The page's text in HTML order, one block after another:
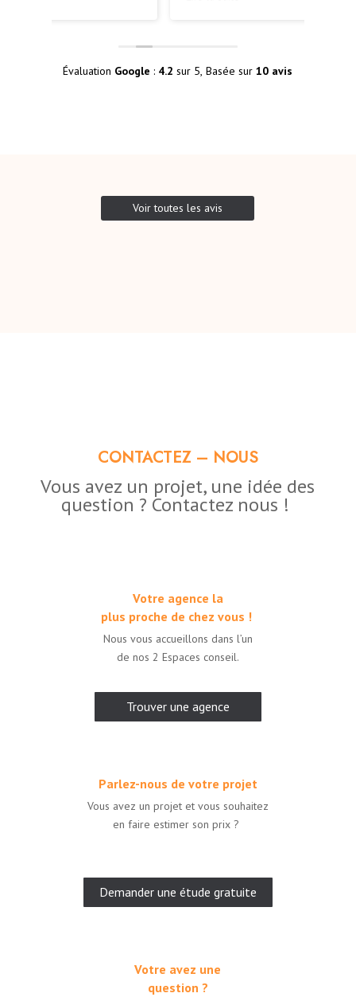
Évaluation Google : 4.2 sur 5, Basée sur10 avis
Voir toutes les avis
CONTACTEZ – NOUS
Vous avez un projet, une idée des
question ? Contactez nous !
Votre agence la
plus proche de chez vous !
Nous vous accueillons dans l’un
de nos 2 Espaces conseil.
Trouver une agence
Parlez-nous de votre projet
Vous avez un projet et vous souhaitez
en faire estimer son prix ?
Demander une étude gratuite
Votre avez une
question ?